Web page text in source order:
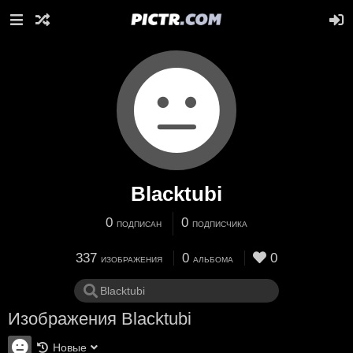
Blacktubi
0 ПОДПИСАН 0 ПОДПИСЧИКА
337 ИЗОБРАЖЕНИЯ 0 АЛЬБОМА 0
Изображения Blacktubi
Новые